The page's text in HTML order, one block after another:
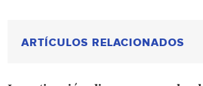
ARTÍCULOS RELACIONADOS